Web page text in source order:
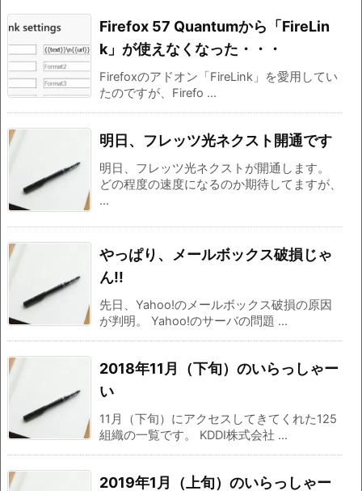
Firefox 57 Quantumから「FireLin
k」が使えなくなった・・・
Firefoxのアドオン「FireLink」を愛用してい
たのですが、Firefo ...
明日、フレッツ光ネクスト開通です
明日、フレッツ光ネクストが開通します。
どの程度の速度になるのか期待してますが、
...
やっぱり、メールボックス破損じゃ
ん!!
先日、Yahoo!のメールボックス破損の原因
が判明。 Yahoo!のサーバの問題 ...
2018年11月（下旬）のいらっしゃー
い
11月（下旬）にアクセスしてきてくれた125
組織の一覧です。 KDDI株式会社 ...
2019年1月（上旬）のいらっしゃー